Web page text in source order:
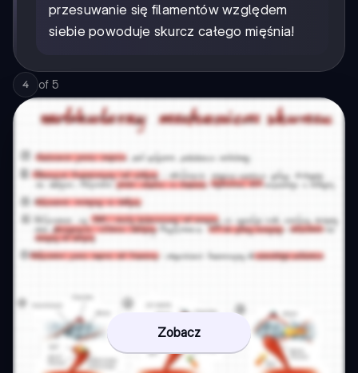
przesuwanie się filamentów względem
siebie powoduje skurcz całego mięśnia!
4 of 5
Zobacz